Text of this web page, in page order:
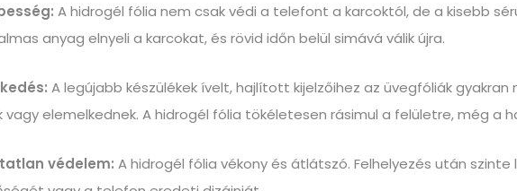
A hidrogél fólia nem csak védi a telefont a karcoktól, de a kisebb
anyag elnyeli a karcokat, és rövid időn belül simává válik újra.
A legújabb készülékek ívelt, hajlított kijelzőihez az üvegfóliák
vagy elemelkednek. A hidrogél fólia tökéletesen rásimul a felületre, még a
védelem: A hidrogél fólia vékony és átlátszó. Felhelyezés után